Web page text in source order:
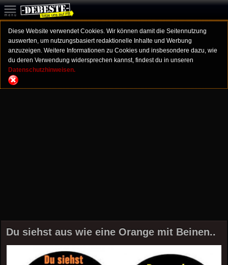
Diese Website verwendet Cookies. Wir können damit die Seitennutzung
auswerten, um nutzungsbasiert redaktionelle Inhalte und Werbung
anzuzeigen. Weitere Informationen zu Cookies und insbesondere dazu, wie
du deren Verwendung widersprechen kannst, findest du in unseren
Datenschutzhinweisen.
Du siehst aus wie eine Orange mit Beinen..